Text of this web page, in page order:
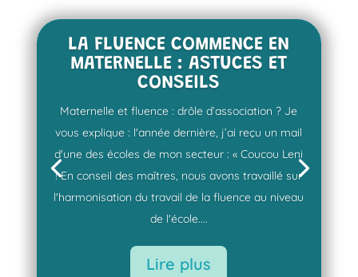
LA FLUENCE COMMENCE EN
MATERNELLE : ASTUCES ET
CONSEILS
Maternelle et fluence : drôle d’association ? Je
vous explique : l'année dernière, j’ai reçu un mail
d'une des écoles de mon secteur : « Coucou Leni
! En conseil des maîtres, nous avons travaillé sur
l'harmonisation du travail de la fluence au niveau
de l'école....
Lire plus